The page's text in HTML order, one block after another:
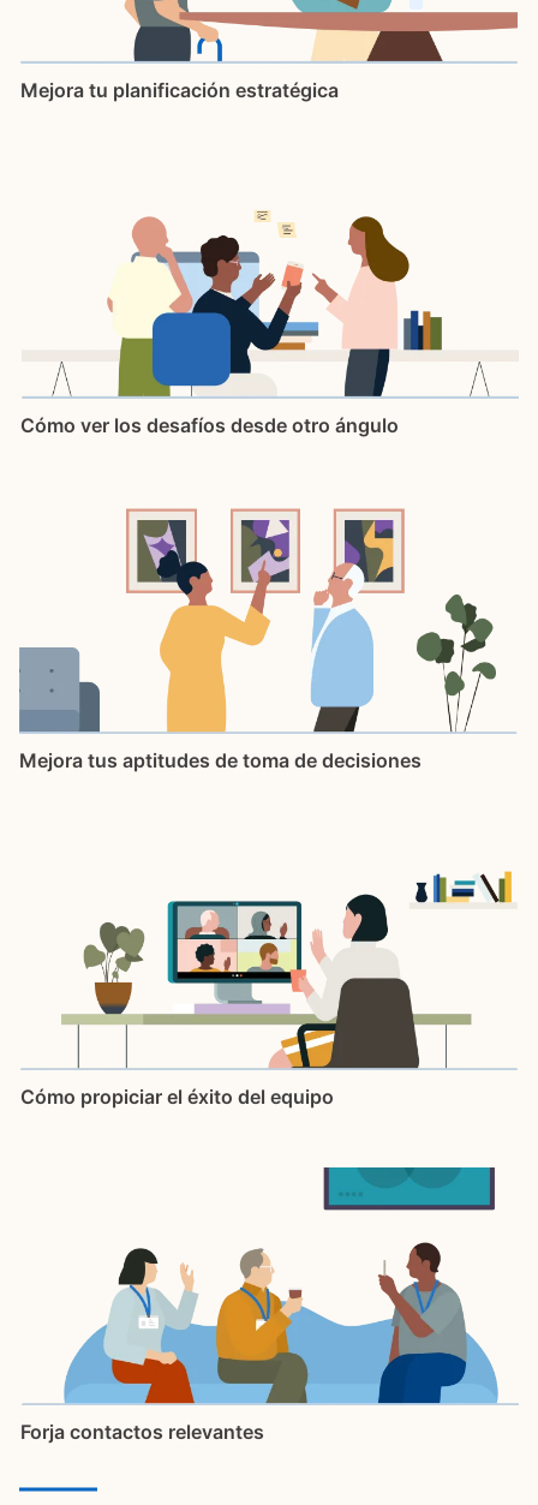
Mejora tu planificación estratégica
Cómo ver los desafíos desde otro ángulo
Mejora tus aptitudes de toma de decisiones
Cómo propiciar el éxito del equipo
Forja contactos relevantes